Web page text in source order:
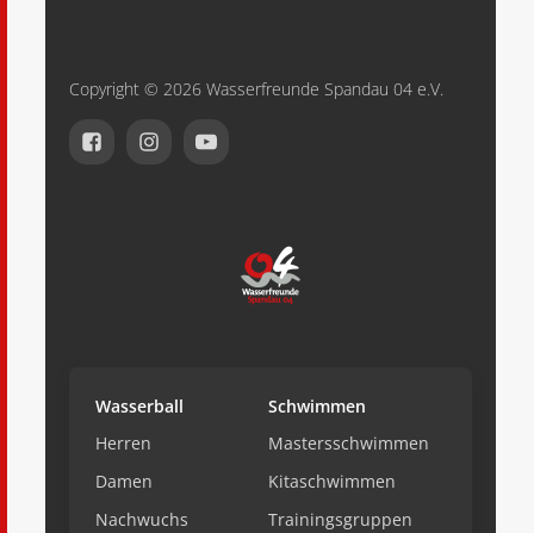
Copyright © 2026 Wasserfreunde Spandau 04 e.V.
Wasserball
Herren
Damen
Nachwuchs
Schwimmen
Mastersschwimmen
Kitaschwimmen
Trainingsgruppen